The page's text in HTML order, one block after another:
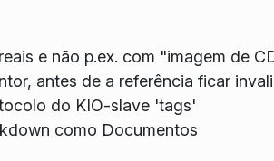
e não p.ex. com "imagem de
antes de a referência ficar
do KIO-slave 'tags'
como Documentos